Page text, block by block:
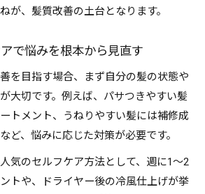
が、髪質改善の土台となります。
で悩みを根本から見直す
を目指す場合、まず自分の髪の状態や
大切です。例えば、パサつきやすい髪
トメント、うねりやすい髪には補修成
ど、悩みに応じた対策が必要です。
気のセルフケア方法として、週に1〜2
トや、ドライヤー後の冷風仕上げが挙